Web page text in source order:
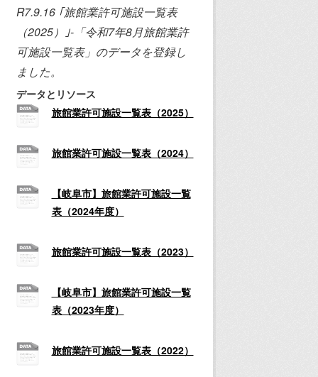
R7.9.16 ｢旅館業許可施設一覧表
（2025）｣-「令和7年8月旅館業許
可施設一覧表」のデータを登録し
ました。
データとリソース
旅館業許可施設一覧表（2025）
旅館業許可施設一覧表（2024）
【岐阜市】旅館業許可施設一覧
表（2024年度）
旅館業許可施設一覧表（2023）
【岐阜市】旅館業許可施設一覧
表（2023年度）
旅館業許可施設一覧表（2022）